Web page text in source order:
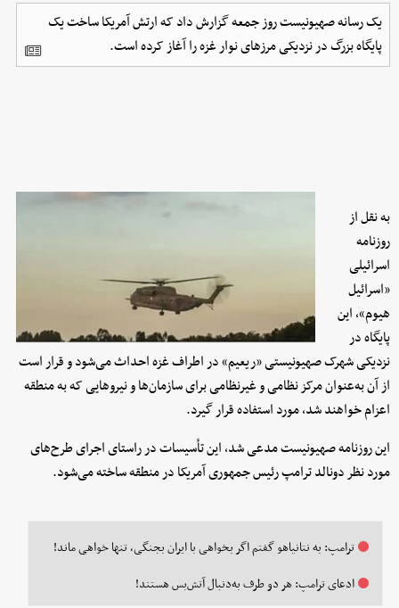
یک رسانه صهیونیست روز جمعه گزارش داد که ارتش آمریکا ساخت یک
پایگاه بزرگ در نزدیکی مرزهای نوار غزه را آغاز کرده است.
به نقل از
روزنامه
اسرائیلی
«اسرائیل
هیوم»، این
پایگاه در
نزدیکی شهرک صهیونیستی «ریعیم» در اطراف غزه احداث می‌شود و قرار است
از آن به‌عنوان مرکز نظامی و غیرنظامی برای سازمان‌ها و نیروهایی که به منطقه
اعزام خواهند شد، مورد استفاده قرار گیرد.
این روزنامه صهیونیست مدعی شد، این تأسیسات در راستای اجرای طرح‌های
مورد نظر دونالد ترامپ رئیس جمهوری آمریکا در منطقه ساخته می‌شود.
ترامپ: به نتانیاهو گفتم اگر بخواهی با ایران بجنگی، تنها خواهی ماند!
ادعای ترامپ: هر دو طرف به‌دنبال آتش‌بس هستند!